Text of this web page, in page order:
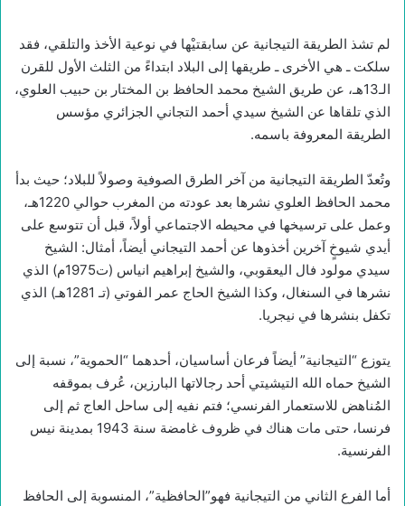
لم تشذ الطريقة التيجانية عن سابقتيْها في نوعية الأخذ والتلقي، فقد
سلكت ـ هي الأخرى ـ طريقها إلى البلاد ابتداءً من الثلث الأول للقرن
الـ13هـ، عن طريق الشيخ محمد الحافظ بن المختار بن حبيب العلوي،
الذي تلقاها عن الشيخ سيدي أحمد التجاني الجزائري مؤسس
الطريقة المعروفة باسمه.
وتُعدّ الطريقة التيجانية من آخر الطرق الصوفية وصولاً للبلاد؛ حيث بدأ
محمد الحافظ العلوي نشرها بعد عودته من المغرب حوالي 1220هـ،
وعمل على ترسيخها في محيطه الاجتماعي أولاً، قبل أن تتوسع على
أيدي شيوخٍ آخرين أخذوها عن أحمد التيجاني أيضاً، أمثال: الشيخ
سيدي مولود فال اليعقوبي، والشيخ إبراهيم انياس (ت1975م) الذي
نشرها في السنغال، وكذا الشيخ الحاج عمر الفوتي (تـ 1281هـ) الذي
تكفل بنشرها في نيجريا.
يتوزع “التيجانية” أيضاً فرعان أساسيان، أحدهما “الحموية”، نسبة إلى
الشيخ حماه الله التيشيتي أحد رجالاتها البارزين، عُرف بموقفه
المُناهض للاستعمار الفرنسي؛ فتم نفيه إلى ساحل العاج ثم إلى
فرنسا، حتى مات هناك في ظروف غامضة سنة 1943 بمدينة نيس
الفرنسية.
أما الفرع الثاني من التيجانية فهو”الحافظية”، المنسوبة إلى الحافظ